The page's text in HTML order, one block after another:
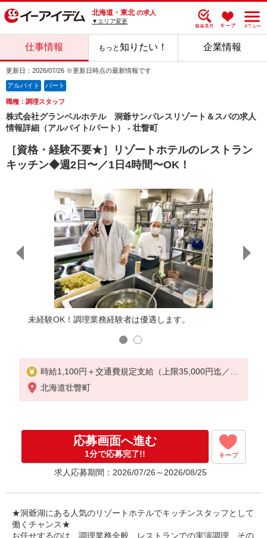
北海道・東北 の求人
▼エリア変更
仕事情報 もっと知りたい！ 企業情報
更新日：2026/07/26 ※更新日時点の最新情報です
アルバイト パート
職種：調理スタッフ
株式会社グランベルホテル 洞爺サンパレスリゾート＆スパの求人
情報詳細（アルバイト/パート） - 壮瞥町
［資格・経験不要★］リゾートホテルのレストラン
キッチン◆週2日〜／1日4時間〜OK！
未経験OK！調理業務経験者は優遇します。
時給1,100円＋交通費規定支給（上限35,000円迄／月
）
北海道壮瞥町
応募画面へ進む
1分で応募完了!! キープ
求人応募期間：2026/07/26～2026/08/25
★洞爺湖にある人気のリゾートホテルでキッチンスタッフとして
働くチャンス★
お任せするのは、調理業務全般、レストランでの実演調理、その